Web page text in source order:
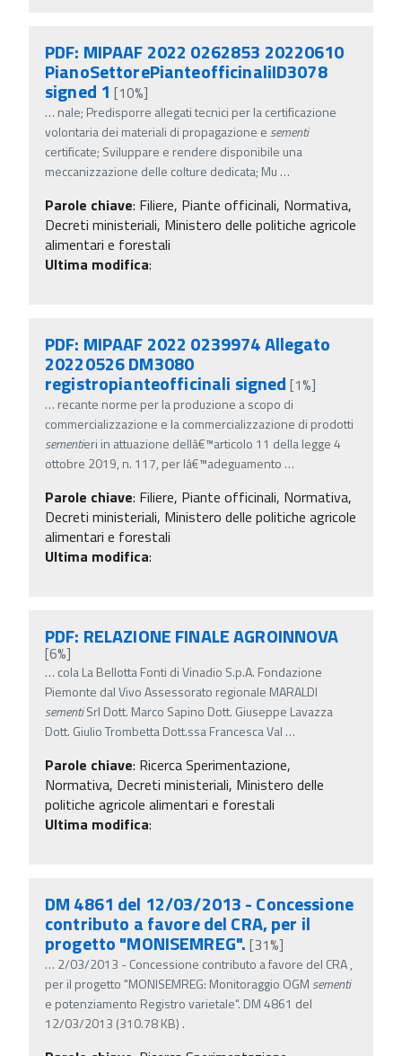
PDF: MIPAAF 2022 0262853 20220610
PianoSettorePianteofficinaliID3078
signed 1[10%]
… nale; Predisporre allegati tecnici per la certificazione
volontaria dei materiali di propagazione e sementi
certificate; Sviluppare e rendere disponibile una
meccanizzazione delle colture dedicata; Mu …
Parole chiave: Filiere, Piante officinali, Normativa,
Decreti ministeriali, Ministero delle politiche agricole
alimentari e forestali
Ultima modifica:
PDF: MIPAAF 2022 0239974 Allegato
20220526 DM3080
registropianteofficinali signed [1%]
… recante norme per la produzione a scopo di
commercializzazione e la commercializzazione di prodotti
sementieri in attuazione dellâ€™articolo 11 della legge 4
ottobre 2019, n. 117, per lâ€™adeguamento …
Parole chiave: Filiere, Piante officinali, Normativa,
Decreti ministeriali, Ministero delle politiche agricole
alimentari e forestali
Ultima modifica:
PDF: RELAZIONE FINALE AGROINNOVA
[6%]
… cola La Bellotta Fonti di Vinadio S.p.A. Fondazione
Piemonte dal Vivo Assessorato regionale MARALDI
sementiSrl Dott. Marco Sapino Dott. Giuseppe Lavazza
Dott. Giulio Trombetta Dott.ssa Francesca Val …
Parole chiave: Ricerca Sperimentazione,
Normativa, Decreti ministeriali, Ministero delle
politiche agricole alimentari e forestali
Ultima modifica:
DM 4861 del 12/03/2013 - Concessione
contributo a favore del CRA, per il
progetto "MONISEMREG". [31%]
… 2/03/2013 - Concessione contributo a favore del CRA ,
per il progetto "MONISEMREG: Monitoraggio OGM sementi
e potenziamento Registro varietale". DM 4861 del
12/03/2013 (310.78 KB) .